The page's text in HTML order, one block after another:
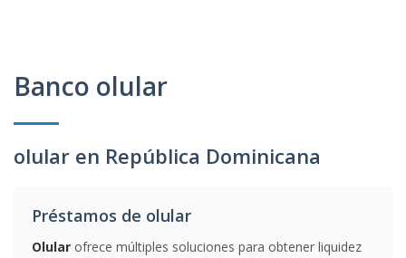
Banco olular
olular en República Dominicana
Préstamos de olular
Olular ofrece múltiples soluciones para obtener liquidez